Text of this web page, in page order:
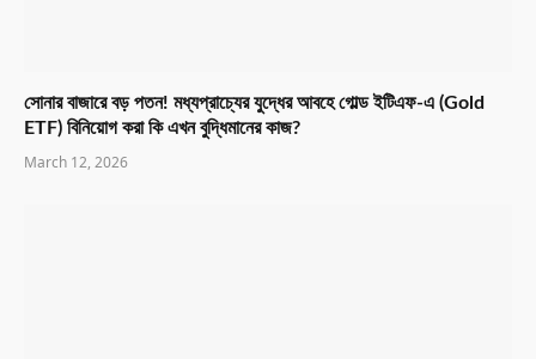
সোনার বাজারে বড় পতন! মধ্যপ্রাচ্যের যুদ্ধের আবহে গোল্ড ইটিএফ-এ (Gold
ETF) বিনিয়োগ করা কি এখন বুদ্ধিমানের কাজ?
March 12, 2026